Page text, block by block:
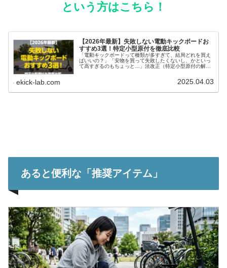
という方はこちら！
【2026年最新】失敗しない電動キックボードお
すすめ3選！特定小型原付を徹底比較
「電動キックボードって種類が多すぎて、結局どれを買え
ばいいの？」「安物を買って失敗したくないし、かといっ
て高すぎるのもちょっと…」法改正（特定小型原付の解
ekick-lab.com 2025.04.03
あると便利な「推奨アイテム」